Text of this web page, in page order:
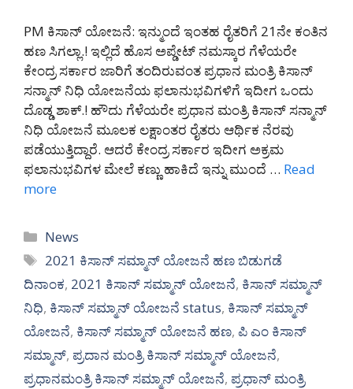
PM ಕಿಸಾನ್ ಯೋಜನೆ: ಇನ್ಮುಂದೆ ಇಂತಹ ರೈತರಿಗೆ 21ನೇ ಕಂತಿನ
ಹಣ ಸಿಗಲ್ಲಾ.! ಇಲ್ಲಿದೆ ಹೊಸ ಅಪ್ಡೇಟ್ ನಮಸ್ಕಾರ ಗೆಳೆಯರೇ
ಕೇಂದ್ರ ಸರ್ಕಾರ ಜಾರಿಗೆ ತಂದಿರುವಂತ ಪ್ರಧಾನ ಮಂತ್ರಿ ಕಿಸಾನ್
ಸನ್ಮಾನ್ ನಿಧಿ ಯೋಜನೆಯ ಫಲಾನುಭವಿಗಳಿಗೆ ಇದೀಗ ಒಂದು
ದೊಡ್ಡ ಶಾಕ್.! ಹೌದು ಗೆಳೆಯರೇ ಪ್ರಧಾನ ಮಂತ್ರಿ ಕಿಸಾನ್ ಸನ್ಮಾನ್
ನಿಧಿ ಯೋಜನೆ ಮೂಲಕ ಲಕ್ಷಾಂತರ ರೈತರು ಆರ್ಥಿಕ ನೆರವು
ಪಡೆಯುತ್ತಿದ್ದಾರೆ. ಆದರೆ ಕೇಂದ್ರ ಸರ್ಕಾರ ಇದೀಗ ಅಕ್ರಮ
ಫಲಾನುಭವಿಗಳ ಮೇಲೆ ಕಣ್ಣು ಹಾಕಿದೆ ಇನ್ನು ಮುಂದೆ … Read
more
Categories
News
Tags
2021 ಕಿಸಾನ್ ಸಮ್ಮಾನ್ ಯೋಜನೆ ಹಣ ಬಿಡುಗಡೆ
ದಿನಾಂಕ, 2021 ಕಿಸಾನ್ ಸಮ್ಮಾನ್ ಯೋಜನೆ, ಕಿಸಾನ್ ಸಮ್ಮಾನ್
ನಿಧಿ, ಕಿಸಾನ್ ಸಮ್ಮಾನ್ ಯೋಜನೆ status, ಕಿಸಾನ್ ಸಮ್ಮಾನ್
ಯೋಜನೆ, ಕಿಸಾನ್ ಸಮ್ಮಾನ್ ಯೋಜನೆ ಹಣ, ಪಿ ಎಂ ಕಿಸಾನ್
ಸಮ್ಮಾನ್, ಪ್ರದಾನ ಮಂತ್ರಿ ಕಿಸಾನ್ ಸಮ್ಮಾನ್ ಯೋಜನೆ,
ಪ್ರಧಾನಮಂತ್ರಿ ಕಿಸಾನ್ ಸಮ್ಮಾನ್ ಯೋಜನೆ, ಪ್ರಧಾನ್ ಮಂತ್ರಿ